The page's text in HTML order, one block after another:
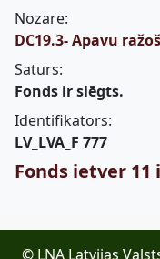
Nozare:
DC19.3- Apavu
Saturs:
Fonds ir slēgts.
Identifikators:
LV_LVA_F 777
Fonds ietver
© LNA Latvijas